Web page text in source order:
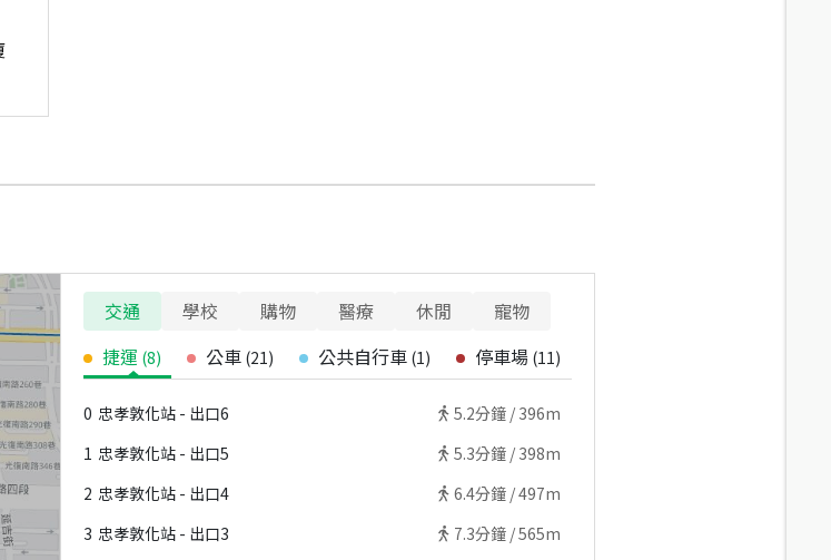
交通 學校 購物 醫療 休閒
寵物
捷運 (8) 公車 (21) 公共自行車 (1) 停車場 (11)
0 忠孝敦化站 - 出口6 5.2分鐘 / 396m
1 忠孝敦化站 - 出口5 5.3分鐘 / 398m
2 忠孝敦化站 - 出口4 6.4分鐘 /497m
3 忠孝敦化站 - 出口3 7.3分鐘 /565m